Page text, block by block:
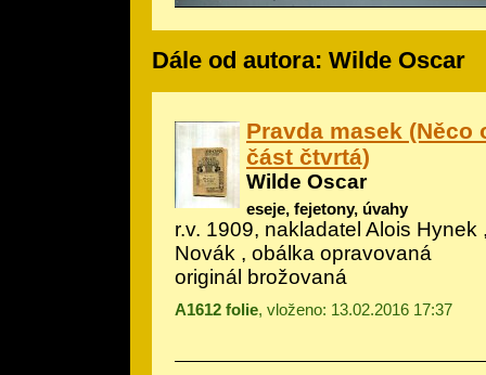
Dále od autora: Wilde Oscar
Pravda masek
část čtvrtá)
Wilde Oscar
eseje, fejetony, úvahy
r.v. 1909, nakladatel Alois Hynek
Novák , obálka opravovaná
originál brožovaná
A1612 folie, vloženo: 13.02.2016 17:37